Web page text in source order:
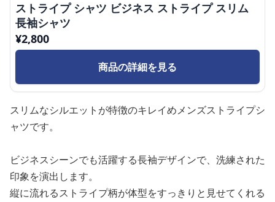
ストライプ シャツ ビジネス ストライプ スリム
長袖シャツ
¥2,800
商品の詳細を見る
スリムなシルエットが特徴のキレイめメンズストライプシ
ャツです。
ビジネスシーンでも活躍する長袖デザインで、洗練された
印象を演出します。
縦に流れるストライプ柄が体型をすっきりと見せてくれる